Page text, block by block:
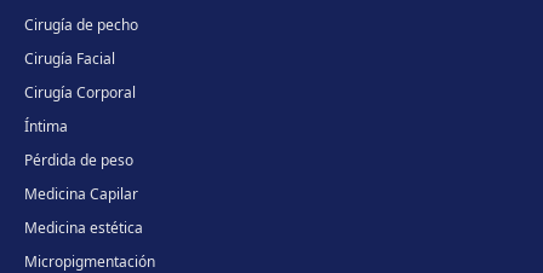
Cirugía de pecho
Cirugía Facial
Cirugía Corporal
Íntima
Pérdida de peso
Medicina Capilar
Medicina estética
Micropigmentación